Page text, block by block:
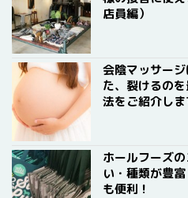
店員編）
会陰マッサー
た、裂けるの
法をご紹介しま
ホールフーズ
い・種類が豊
も便利！